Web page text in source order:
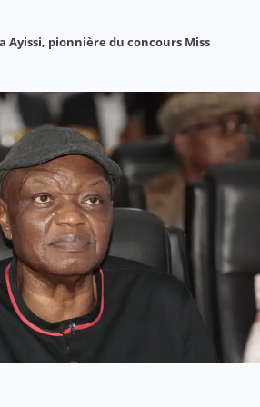
Ayissi, pionnière du concours Miss